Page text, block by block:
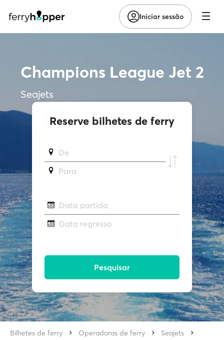
Iniciar sessão
Champions League Jet 2
Seajets
Reserve bilhetes de ferry
De
Para
Data partida
Data regresso
Pesquisar
Bilhetes de ferry Operadoras de ferry
Seajets